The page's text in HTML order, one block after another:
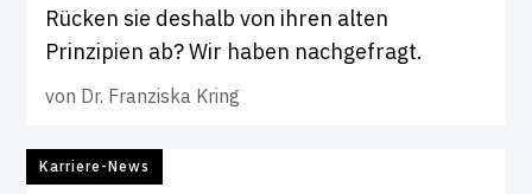
Rücken sie deshalb von ihren alten
Prinzipien ab? Wir haben nachgefragt.
von Dr. Franziska Kring
Karriere-News